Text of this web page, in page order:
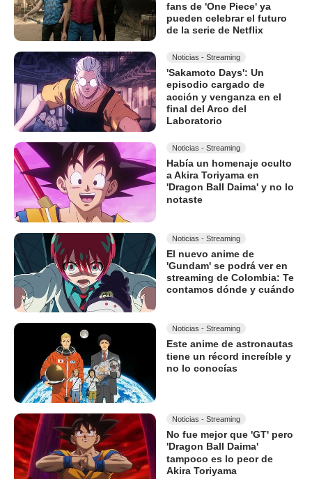
fans de 'One Piece' ya
pueden celebrar el futuro
de la serie de Netflix
Noticias - Streaming
'Sakamoto Days': Un
episodio cargado de
acción y venganza en el
final del Arco del
Laboratorio
Noticias - Streaming
Había un homenaje oculto
a Akira Toriyama en
'Dragon Ball Daima' y no lo
notaste
Noticias - Streaming
El nuevo anime de
'Gundam' se podrá ver en
streaming de Colombia: Te
contamos dónde y cuándo
Noticias - Streaming
Este anime de astronautas
tiene un récord increíble y
no lo conocías
Noticias - Streaming
No fue mejor que 'GT' pero
'Dragon Ball Daima'
tampoco es lo peor de
Akira Toriyama